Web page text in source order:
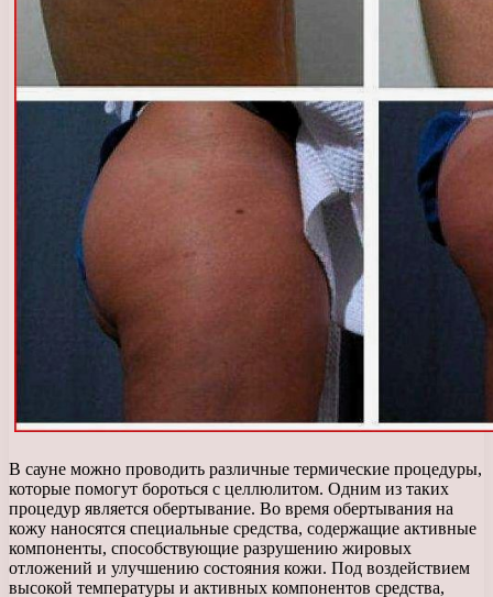
В сауне можно проводить различные термические процедуры,
которые помогут бороться с целлюлитом. Одним из таких
процедур является обертывание. Во время обертывания на
кожу наносятся специальные средства, содержащие активные
компоненты, способствующие разрушению жировых
отложений и улучшению состояния кожи. Под воздействием
высокой температуры и активных компонентов средства,